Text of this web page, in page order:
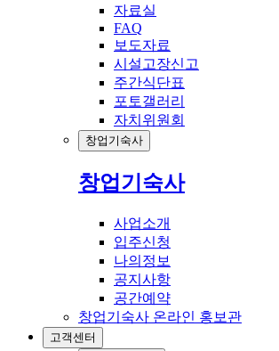
자료실
FAQ
보도자료
시설고장신고
주간식단표
포토갤러리
자치위원회
창업기숙사
창업기숙사
사업소개
입주신청
나의정보
공지사항
공간예약
창업기숙사 온라인 홍보관
고객센터